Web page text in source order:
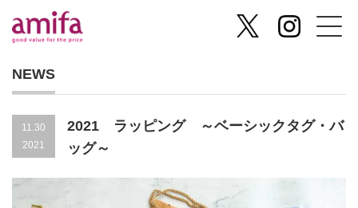
NEWS
11.30
2021
2021 ラッピング ～ベーシックタグ・バ
ッグ～